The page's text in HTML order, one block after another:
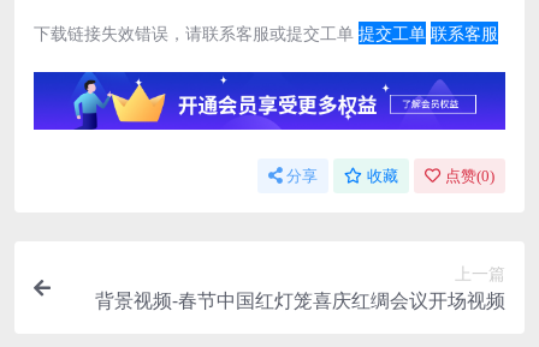
下载链接失效错误，请联系客服或提交工单 提交工单 联系客服
分享 收藏 点赞(0)
上一篇
背景视频-春节中国红灯笼喜庆红绸会议开场视频